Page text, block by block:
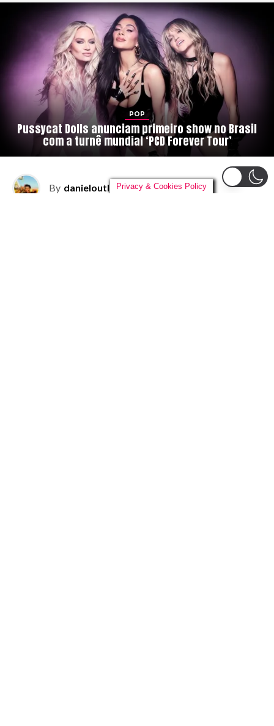
POP
Pussycat Dolls anunciam primeiro show no Brasil
com a turnê mundial ‘PCD Forever Tour’
By danieloutlander on 04/08/2026
Privacy & Cookies Policy